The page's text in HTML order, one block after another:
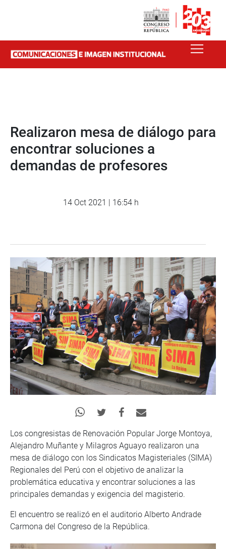
Realizaron mesa de diálogo para
encontrar soluciones a
demandas de profesores
14 Oct 2021 | 16:54 h
Los congresistas de Renovación Popular Jorge Montoya,
Alejandro Muñante y Milagros Aguayo realizaron una
mesa de diálogo con los Sindicatos Magisteriales (SIMA)
Regionales del Perú con el objetivo de analizar la
problemática educativa y encontrar soluciones a las
principales demandas y exigencia del magisterio.
El encuentro se realizó en el auditorio Alberto Andrade
Carmona del Congreso de la República.